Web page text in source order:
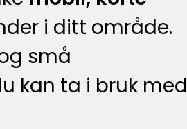
i ditt område.
små
kan ta i bruk med